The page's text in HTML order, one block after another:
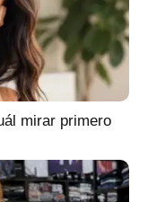
mirar primero